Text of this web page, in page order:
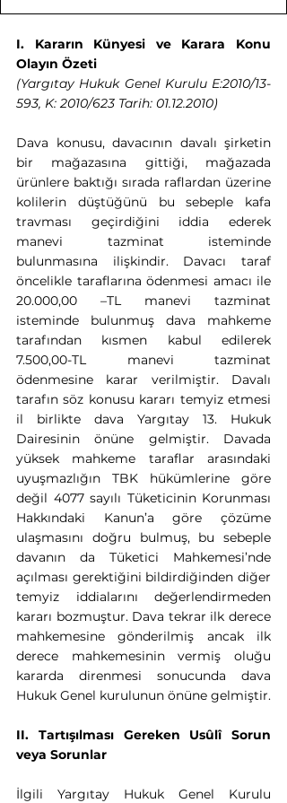
I. Kararın Künyesi ve Karara Konu
Olayın Özeti
(Yargıtay Hukuk Genel Kurulu E:2010/13-
593, K: 2010/623 Tarih: 01.12.2010)
Dava konusu, davacının davalı şirketin
bir mağazasına gittiği, mağazada
ürünlere baktığı sırada raflardan üzerine
kolilerin düştüğünü bu sebeple kafa
travması geçirdiğini iddia ederek
manevi tazminat isteminde
bulunmasına ilişkindir. Davacı taraf
öncelikle taraflarına ödenmesi amacı ile
20.000,00 –TL manevi tazminat
isteminde bulunmuş dava mahkeme
tarafından kısmen kabul edilerek
7.500,00-TL manevi tazminat
ödenmesine karar verilmiştir. Davalı
tarafın söz konusu kararı temyiz etmesi
il birlikte dava Yargıtay 13. Hukuk
Dairesinin önüne gelmiştir. Davada
yüksek mahkeme taraflar arasındaki
uyuşmazlığın TBK hükümlerine göre
değil 4077 sayılı Tüketicinin Korunması
Hakkındaki Kanun’a göre çözüme
ulaşmasını doğru bulmuş, bu sebeple
davanın da Tüketici Mahkemesi’nde
açılması gerektiğini bildirdiğinden diğer
temyiz iddialarını değerlendirmeden
kararı bozmuştur. Dava tekrar ilk derece
mahkemesine gönderilmiş ancak ilk
derece mahkemesinin vermiş oluğu
kararda direnmesi sonucunda dava
Hukuk Genel kurulunun önüne gelmiştir.
II. Tartışılması Gereken Usûlî Sorun
veya Sorunlar
İlgili Yargıtay Hukuk Genel Kurulu